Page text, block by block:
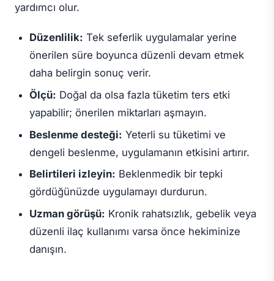
yardımcı olur.
Düzenlilik: Tek seferlik uygulamalar yerine
önerilen süre boyunca düzenli devam etmek
daha belirgin sonuç verir.
Ölçü: Doğal da olsa fazla tüketim ters etki
yapabilir; önerilen miktarları aşmayın.
Beslenme desteği: Yeterli su tüketimi ve
dengeli beslenme, uygulamanın etkisini artırır.
Belirtileri izleyin: Beklenmedik bir tepki
gördüğünüzde uygulamayı durdurun.
Uzman görüşü: Kronik rahatsızlık, gebelik veya
düzenli ilaç kullanımı varsa önce hekiminize
danışın.